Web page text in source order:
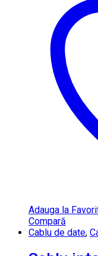
Adauga la
Compară
Cablu de date,